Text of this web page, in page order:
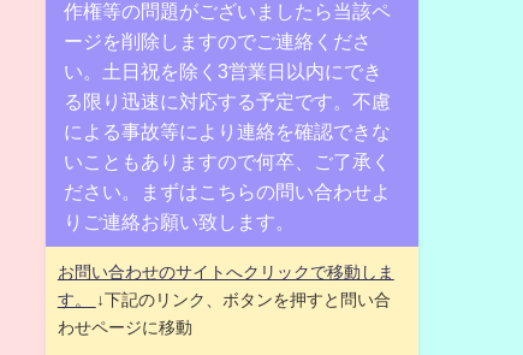
作権等の問題がございましたら当該ペ
ージを削除しますのでご連絡くださ
い。土日祝を除く3営業日以内にでき
る限り迅速に対応する予定です。不慮
による事故等により連絡を確認できな
いこともありますので何卒、ご了承く
ださい。まずはこちらの問い合わせよ
りご連絡お願い致します。
お問い合わせのサイトへクリックで移動しま
す。
↓下記のリンク、ボタンを押すと問い合
わせページに移動